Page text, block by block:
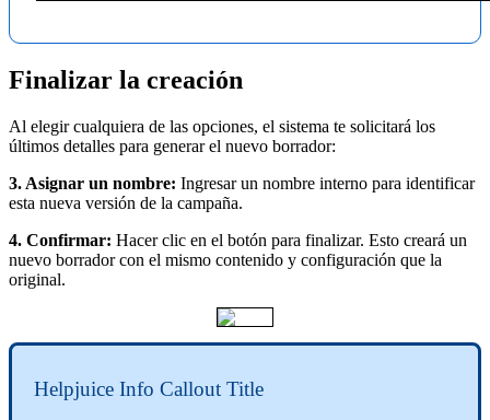
Finalizar la creación
Al elegir cualquiera de las opciones, el sistema te solicitará los
últimos detalles para generar el nuevo borrador:
3. Asignar un nombre: Ingresar un nombre interno para identificar
esta nueva versión de la campaña.
4. Confirmar: Hacer clic en el botón para finalizar. Esto creará un
nuevo borrador con el mismo contenido y configuración que la
original.
Helpjuice Info Callout Title